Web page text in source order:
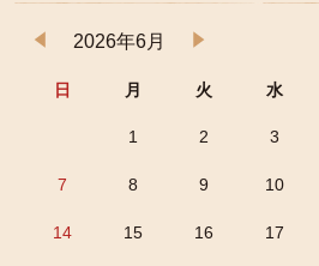
2026年6月
日 月 火 水
1 2 3
7 8 9 10
14 15 16 17